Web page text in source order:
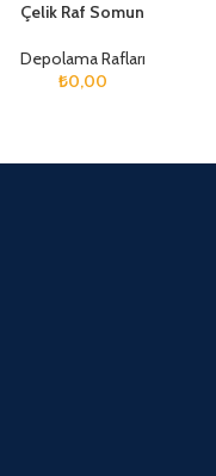
Çelik Raf Somun
Depolama Rafları
₺0,00